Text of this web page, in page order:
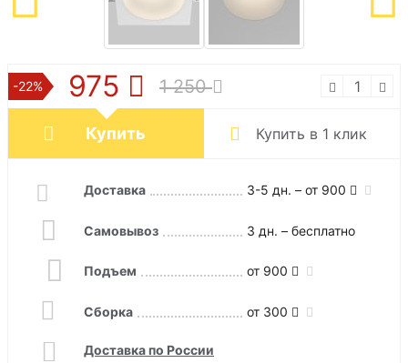
-22% 975 1 250
Купить Купить в 1 клик
Доставка 3-5 дн. – от 900
Самовывоз 3 дн. – бесплатно
Подъем от 900
Сборка от 300
Доставка по России